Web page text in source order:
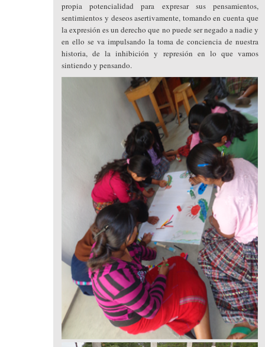
propia potencialidad para expresar sus pensamientos,
sentimientos y deseos asertivamente, tomando en cuenta que
la expresión es un derecho que no puede ser negado a nadie y
en ello se va impulsando la toma de conciencia de nuestra
historia, de la inhibición y represión en lo que vamos
sintiendo y pensando.